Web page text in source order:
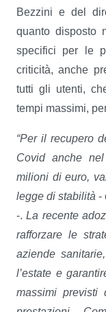
Bezzini e del
quanto disposto
specifici per le
criticità, anche
tutti gli utenti,
tempi massimi,
“Per il recupero
Covid anche
milioni di euro,
legge di stabilità -
-.La recente
rafforzare le
aziende
l’estate e
massimi